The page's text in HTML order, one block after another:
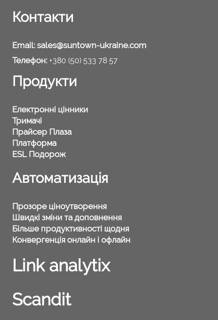
Контакти
Email: sales@suntown-ukraine.com
Телефон: +380 (50) 533 78 57
Продукти
Електронні цінники
Тримачі
Прайсер Плаза
Платформа
ESL Подорож
Автоматизація
Прозоре ціноутворення
Швидкі зміни та доповнення
Більше продуктивності щодня
Конвергенція онлайн і офлайн
Link analytix
Scandit